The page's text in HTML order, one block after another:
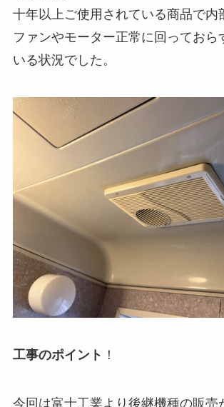
十年以上ご使用されている商品で内
ファンやモーター正常に回っておら
いる状況でした。
工事のポイント ！
今回は富士工業より後継機種の販売